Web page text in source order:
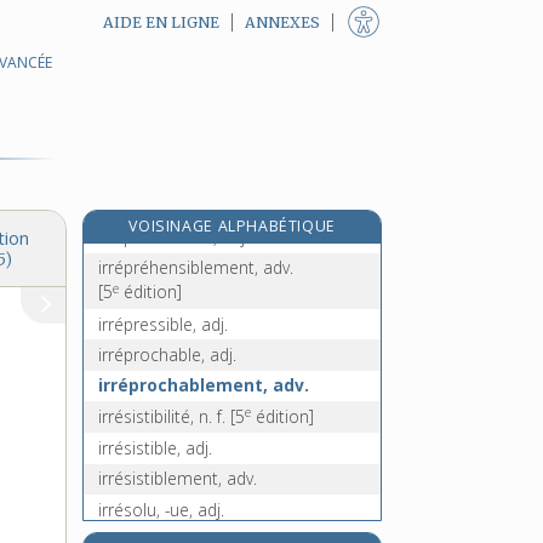
AIDE EN LIGNE ANNEXES
VOISINAGE ALPHABÉTIQUE
irréparablement, adv.
irrépréhensible, adj.
irrépréhensiblement, adv.
[5e édition]
irrépressible, adj.
irréprochable, adj.
irréprochablement, adv.
irrésistibilité, n. f. [5e édition]
irrésistible, adj.
irrésistiblement, adv.
irrésolu, -ue, adj.
e